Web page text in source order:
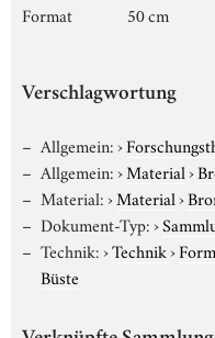
Format
50 cm
Verschlagwortung
Allgemein:›
Allgemein:›Material›
Material:›Material›
Dokument-Typ:›
Technik:›Technik›
Büste